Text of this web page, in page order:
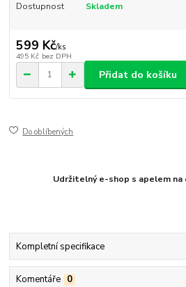
Dostupnost Skladem
599 Kč/ks
495 Kč bez DPH
Přidat do košíku
Do oblíbených
Udržitelný e-shop s apelem na
Kompletní specifikace
Komentáře 0